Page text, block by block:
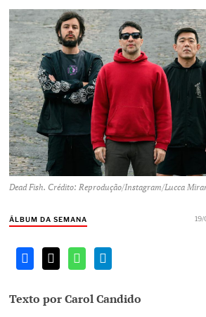
Dead Fish. Crédito: Reprodução/Instagram/Lucca
ÁLBUM DA SEMANA 19/
Texto por Carol Candido